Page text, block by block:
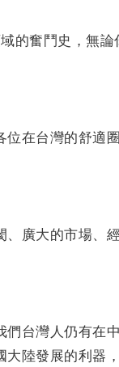
的奮鬥史，無論
位在台灣的舒適
、廣大的市場、
們台灣人仍有在
大陸發展的利器